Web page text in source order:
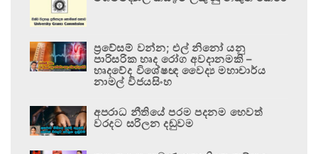
ප්‍රවේසම් වන්න; එල් නිනෝ යනු
පාරිසරික හෘද රෝග අවදානමකි –
හෘදවේද විශේෂඥ වෛද්‍ය මහාචාර්ය
නාමල් විජයසිංහ
අපරාධ නීතියේ පරම පදනම හෙවත්
වරදට සරිලන දඬුවම